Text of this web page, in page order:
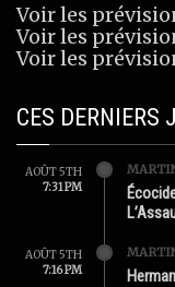
Voir les
Voir les
Voir les
CES DERNIERS
AOÛT 5TH
7:31 PM
AOÛT 5TH
7:16 PM